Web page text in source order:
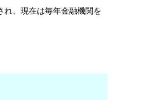
れ、現在は毎年金融機関を